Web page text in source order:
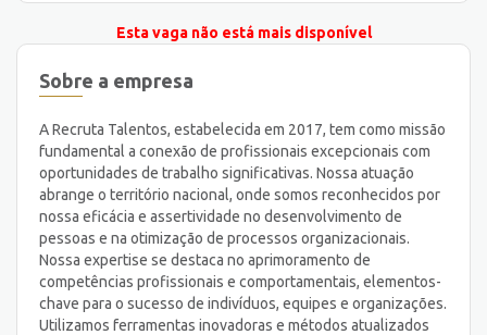
Esta vaga não está mais disponível
Sobre a empresa
A Recruta Talentos, estabelecida em 2017, tem como missão
fundamental a conexão de profissionais excepcionais com
oportunidades de trabalho significativas. Nossa atuação
abrange o território nacional, onde somos reconhecidos por
nossa eficácia e assertividade no desenvolvimento de
pessoas e na otimização de processos organizacionais.
Nossa expertise se destaca no aprimoramento de
competências profissionais e comportamentais, elementos-
chave para o sucesso de indivíduos, equipes e organizações.
Utilizamos ferramentas inovadoras e métodos atualizados